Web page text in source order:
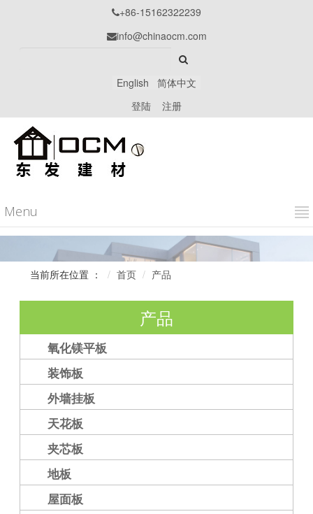
+86-15162322239
info@chinaocm.com
English
简体中文
登陆
注册
Menu
当前所在位置 ： 首页 产品
产品
氧化镁平板
装饰板
外墙挂板
天花板
夹芯板
地板
屋面板